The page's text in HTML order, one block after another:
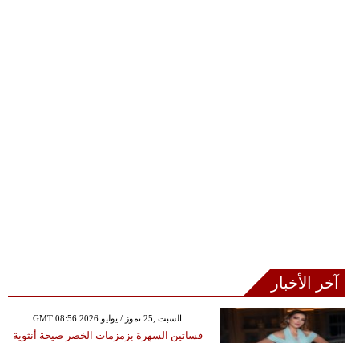
آخر الأخبار
GMT 08:56 2026 السبت ,25 تموز / يوليو
فساتين السهرة بزمزمات الخصر صيحة أنثوية